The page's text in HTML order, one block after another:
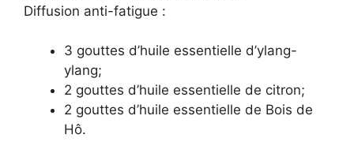
Diffusion anti-fatigue :
3 gouttes d’huile essentielle d’ylang-
ylang;
2 gouttes d’huile essentielle de citron;
2 gouttes d’huile essentielle de Bois de
Hô.